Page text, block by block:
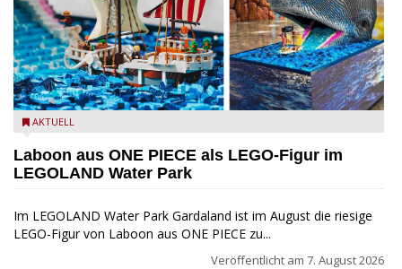
Laboon aus ONE PIECE als LEGO-Figur im LEGOLAND Water
AKTUELL
Laboon aus ONE PIECE als LEGO-Figur im
LEGOLAND Water Park
Im LEGOLAND Water Park Gardaland ist im August die riesige
LEGO-Figur von Laboon aus ONE PIECE zu...
Veröffentlicht am 7. August 2026